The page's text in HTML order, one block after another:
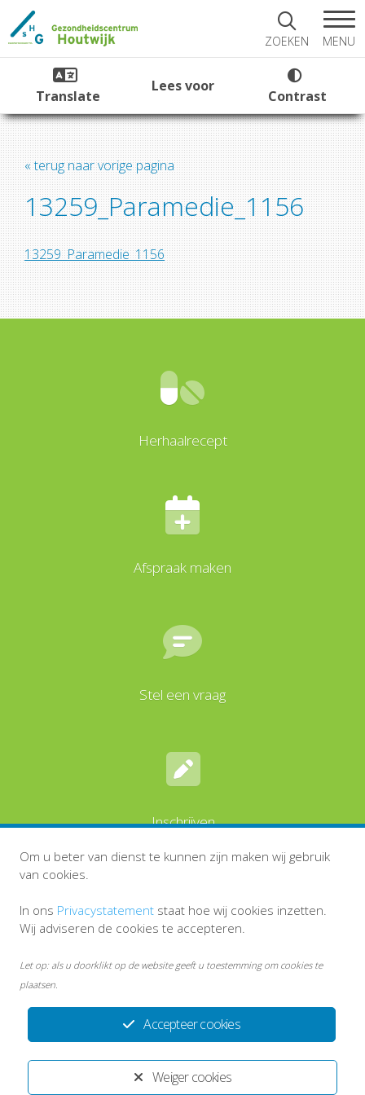
ZOEKEN MENU
Translate
Lees voor
Contrast
« terug naar vorige pagina
13259_Paramedie_1156
13259_Paramedie_1156
Herhaalrecept
Afspraak maken
Stel een vraag
Inschrijven
Persoonsgegevens en privacy
Inlog medewerkers
Weiger cookies
Accepteer cookies
Om u beter van dienst te kunnen zijn maken wij gebruik
van cookies.
In ons Privacystatement staat hoe wij cookies inzetten.
Wij adviseren de cookies te accepteren.
Let op: als u doorklikt op de website geeft u toestemming om cookies te
plaatsen.